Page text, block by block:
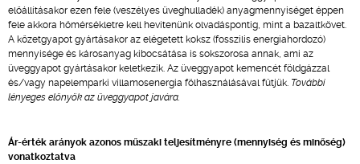
előállításakor ezen fele (veszélyes üveghulladék) anyagmennyiséget éppen
fele akkora hőmérsékletre kell hevítenünk olvadáspontig, mint a bazaltkövet.
A kőzetgyapot gyártásakor az elégetett koksz (fosszilis energiahordozó)
mennyisége és károsanyag kibocsátása is sokszorosa annak, ami az
üveggyapot gyártásakor keletkezik. Az üveggyapot kemencét földgázzal
és/vagy napelemparki villamosenergia fölhasználásával fűtjük. További
lényeges előnyök az üveggyapot javára.
Ár-érték arányok azonos műszaki teljesítményre (mennyiség és minőség)
vonatkoztatva